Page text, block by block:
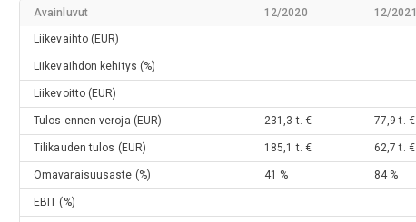
Avainluvut 12/2020 12/2021
Liikevaihto (EUR)
Liikevaihdon kehitys (%)
Liikevoitto (EUR)
Tulos ennen veroja (EUR) 231,3 t. € 77,9 t. €
Tilikauden tulos (EUR) 185,1 t. € 62,7 t. €
Omavaraisuusaste (%) 41 % 84 %
EBIT (%)